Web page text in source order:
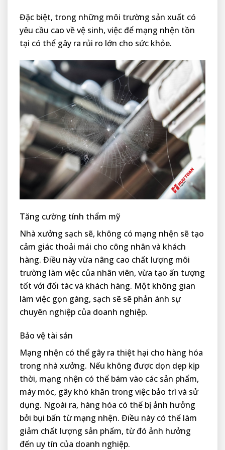
Đặc biệt, trong những môi trường sản xuất có
yêu cầu cao về vệ sinh, việc để mạng nhện tồn
tại có thể gây ra rủi ro lớn cho sức khỏe.
Tăng cường tính thẩm mỹ
Nhà xưởng sạch sẽ, không có mạng nhện sẽ tạo
cảm giác thoải mái cho công nhân và khách
hàng. Điều này vừa nâng cao chất lượng môi
trường làm việc của nhân viên, vừa tạo ấn tượng
tốt với đối tác và khách hàng. Một không gian
làm việc gọn gàng, sạch sẽ sẽ phản ánh sự
chuyên nghiệp của doanh nghiệp.
Bảo vệ tài sản
Mạng nhện có thể gây ra thiệt hại cho hàng hóa
trong nhà xưởng. Nếu không được dọn dẹp kịp
thời, mạng nhện có thể bám vào các sản phẩm,
máy móc, gây khó khăn trong việc bảo trì và sử
dụng. Ngoài ra, hàng hóa có thể bị ảnh hưởng
bởi bụi bẩn từ mạng nhện. Điều này có thể làm
giảm chất lượng sản phẩm, từ đó ảnh hưởng
đến uy tín của doanh nghiệp.